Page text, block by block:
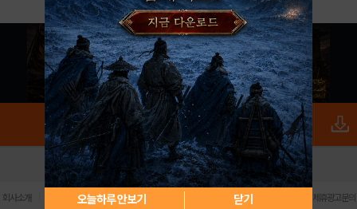
오늘하루 안보기 닫기
로그인 PC버전 전체앱
회사소개 | 개인정보 처리방침 불법촬영물 신고센터 제휴광고문의